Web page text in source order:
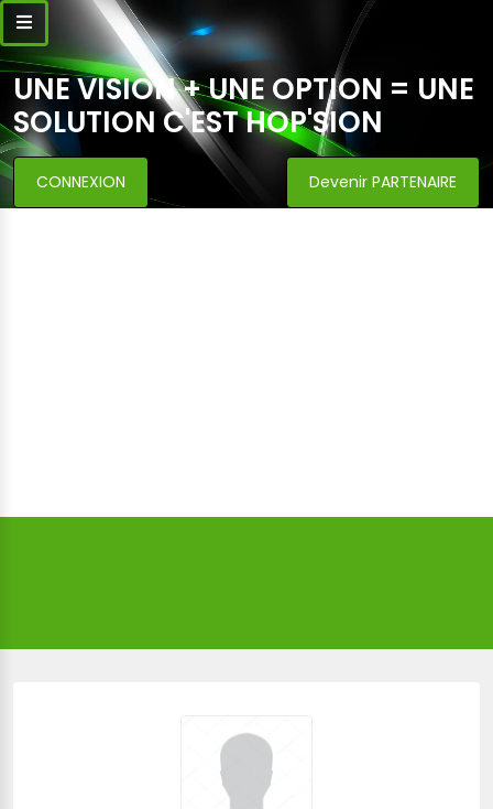
UNE VISION + UNE OPTION = UNE
SOLUTION C'EST HOP'SION
CONNEXION Devenir PARTENAIRE